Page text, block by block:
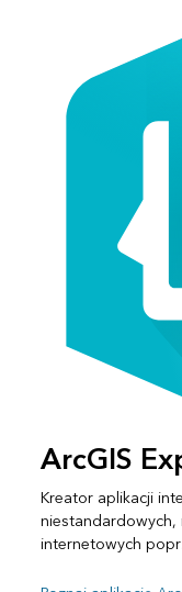
ArcGIS
Kreator aplikacji
internetowych